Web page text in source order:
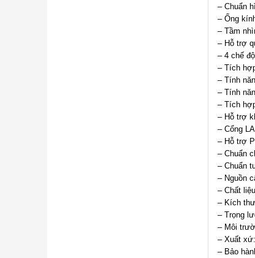
– Chuẩn
– Ống
– Tầm
– Hỗ trợ
– 4 chế
– Tích
– Tính
– Tính
– Tích
– Hỗ trợ
– Cổng
– Hỗ trợ
– Chuẩn
– Chuẩn
– Nguồn
– Chất
– Kích
– Trọng
– Môi
– Xuất
– Bảo